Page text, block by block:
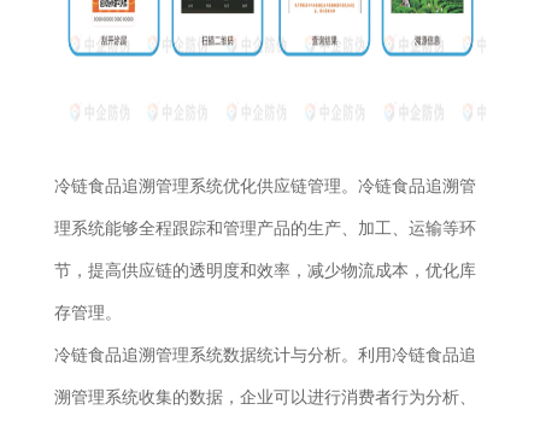
冷链食品追溯管理系统优化供应链管理。冷链食品追溯管
理系统能够全程跟踪和管理产品的生产、加工、运输等环
节，提高供应链的透明度和效率，减少物流成本，优化库
存管理。
冷链食品追溯管理系统数据统计与分析。利用冷链食品追
溯管理系统收集的数据，企业可以进行消费者行为分析、